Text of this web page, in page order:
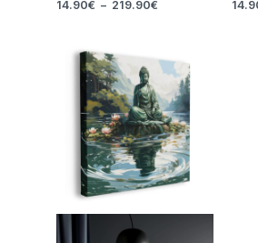
14.90€ – 219.90€
de
prix :
39.90€
à
199.90€